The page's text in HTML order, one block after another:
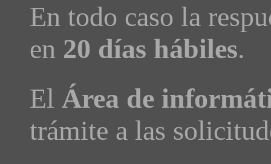
En todo caso la
en 20 días hábiles.
El Área de
trámite a las